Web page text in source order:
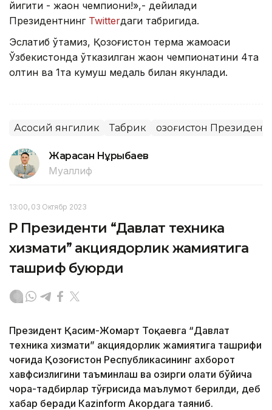
йигити - жаҳон чемпиони!»,- дейилади
Президентнинг Twitterдаги табригида.
Эслатиб ўтамиз, Қозоғистон терма жамоаси
Ўзбекистонда ўтказилган жаҳон чемпионатини 4та
олтин ва 1та кумуш медаль билан якунлади.
Асосий янгилик Табрик Қозоғистон
Жарасқан Нұрыбаев
Муаллиф
13:00, 03 Октябр 2023
ҚР Президенти “Давлат техника
хизмати” акциядорлик жамиятига
ташриф буюрди
Президент Қасим-Жомарт Тоқаевга “Давлат
техника хизмати” акциядорлик жамиятига ташрифи
чоғида Қозоғистон Республикасининг ахборот
хавфсизлигини таъминлаш ва ҳозирги ҳолати бўйича
чора-тадбирлар тўғрисида маълумот берилди, деб
хабар беради Каzinform Акордага таяниб.